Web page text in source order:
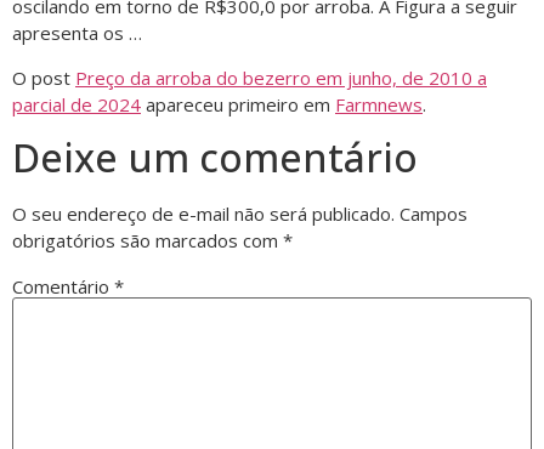
oscilando em torno de R$300,0 por arroba. A Figura a seguir
apresenta os …
O post Preço da arroba do bezerro em junho, de 2010 a
parcial de 2024 apareceu primeiro em Farmnews.
Deixe um comentário
O seu endereço de e-mail não será publicado. Campos
obrigatórios são marcados com *
Comentário *